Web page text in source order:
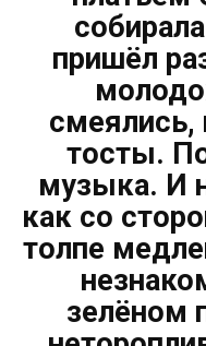
пришёл
смеялись,
тосты.
музыка. И
как со
толпе
зелёном